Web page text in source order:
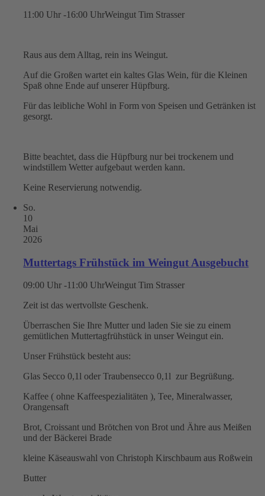
11:00 Uhr -16:00 UhrWeingut Tim Strasser
Raus aus dem Alltag, rein ins Weingut.
Auf die Großen wartet ein kaltes Glas Wein, für die Kleinen
Spaß ohne Ende auf unserer Hüpfburg.
Für das leibliche Wohl in Form von Speisen und Getränken ist
gesorgt.
Bitte beachtet, dass die Hüpfburg nur bei trockenem und
windstillem Wetter aufgebaut werden kann.
Keine Reservierung notwendig.
So.
10
Mai
2026
Muttertags Frühstück im Weingut Ausgebucht
09:00 Uhr -11:00 UhrWeingut Tim Strasser
Zeit ist das wertvollste Geschenk.
Überraschen Sie Ihre Mutter und laden Sie sie zu einem
gemütlichen Muttertagfrühstück in unser Weingut ein.
Unser Frühstück besteht aus:
Glas Secco 0,1l oder Traubensecco 0,1l zur Begrüßung.
Kaffee ( ohne Kaffeespezialitäten ), Tee, Mineralwasser,
Orangensaft
Brot, Croissant und Brötchen von Brot und Ähre aus Meißen
und der Bäckerei Brade
kleine Käseauswahl von Christoph Kirschbaum aus Roßwein
Butter